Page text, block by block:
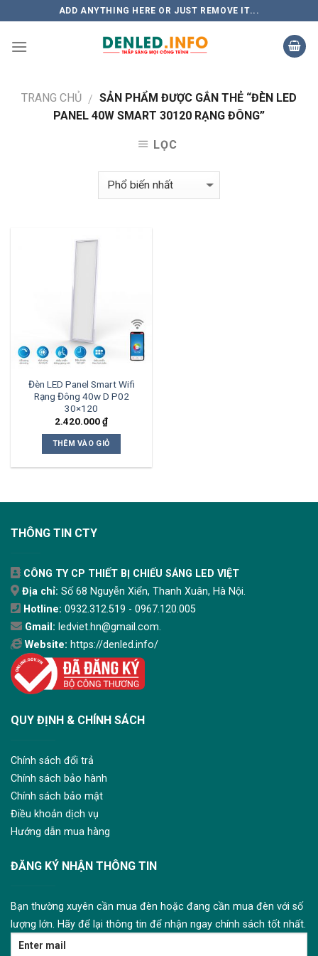
to
content
ADD ANYTHING HERE OR JUST REMOVE IT...
TRANG CHỦ / SẢN PHẨM ĐƯỢC GẮN THẺ “ĐÈN LED
PANEL 40W SMART 30120 RẠNG ĐÔNG”
LỌC
Đèn LED Panel Smart Wifi
Rạng Đông 40w D P02
30×120
2.420.000₫
THÊM VÀO GIỎ
THÔNG TIN CTY
CÔNG TY CP THIẾT BỊ CHIẾU SÁNG LED VIỆT
Địa chỉ: Số 68 Nguyễn Xiển, Thanh Xuân, Hà Nội.
Hotline: 0932.312.519 - 0967.120.005
Gmail: ledviet.hn@gmail.com.
Website: https://denled.info/
QUY ĐỊNH & CHÍNH SÁCH
Chính sách đổi trả
Chính sách bảo hành
Chính sách bảo mật
Điều khoản dịch vụ
Hướng dẫn mua hàng
ĐĂNG KÝ NHẬN THÔNG TIN
Bạn thường xuyên cần mua đèn hoặc đang cần mua đèn với số
lượng lớn. Hãy để lại thông tin để nhận ngay chính sách tốt nhất.